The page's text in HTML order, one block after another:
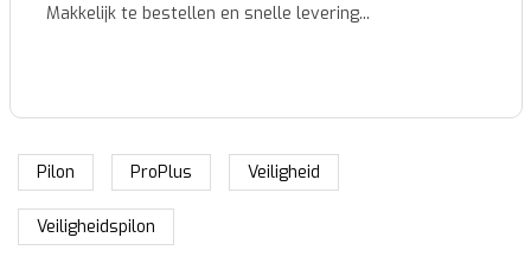
Makkelijk te bestellen en snelle levering...
Pilon ProPlus Veiligheid
Veiligheidspilon